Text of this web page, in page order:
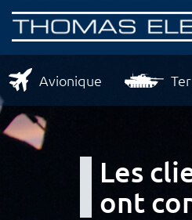
Avionique
Les
ont